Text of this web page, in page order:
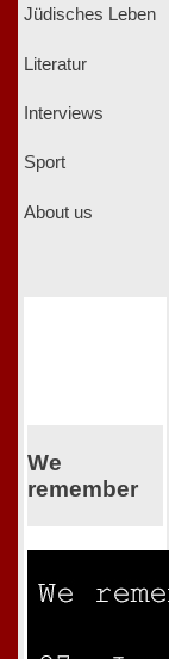
Jüdisches Leben
Literatur
Interviews
Sport
About us
We
remember